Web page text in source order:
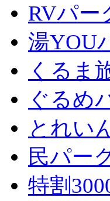
RVパー
湯YOU
くるま
ぐるめ
とれい
民パー
特割